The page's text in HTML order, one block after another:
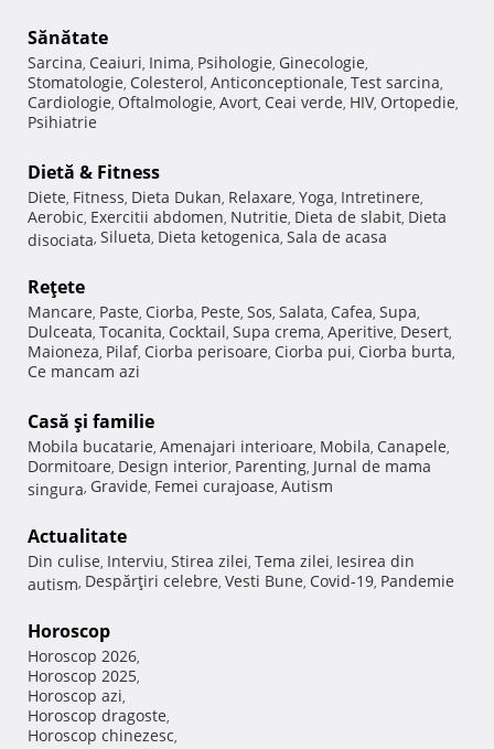
Sănătate
Sarcina, Ceaiuri, Inima, Psihologie, Ginecologie,
Stomatologie, Colesterol, Anticonceptionale, Test sarcina,
Cardiologie, Oftalmologie, Avort, Ceai verde, HIV, Ortopedie,
Psihiatrie
Dietă & Fitness
Diete, Fitness, Dieta Dukan, Relaxare, Yoga, Intretinere,
Aerobic, Exercitii abdomen, Nutritie, Dieta de slabit, Dieta
disociata, Silueta, Dieta ketogenica, Sala de acasa
Reţete
Mancare, Paste, Ciorba, Peste, Sos, Salata, Cafea, Supa,
Dulceata, Tocanita, Cocktail, Supa crema, Aperitive, Desert,
Maioneza, Pilaf, Ciorba perisoare, Ciorba pui, Ciorba burta,
Ce mancam azi
Casă şi familie
Mobila bucatarie, Amenajari interioare, Mobila, Canapele,
Dormitoare, Design interior, Parenting, Jurnal de mama
singura, Gravide, Femei curajoase, Autism
Actualitate
Din culise, Interviu, Stirea zilei, Tema zilei, Iesirea din
autism, Despărţiri celebre, Vesti Bune, Covid-19, Pandemie
Horoscop
Horoscop 2026,
Horoscop 2025,
Horoscop azi,
Horoscop dragoste,
Horoscop chinezesc,